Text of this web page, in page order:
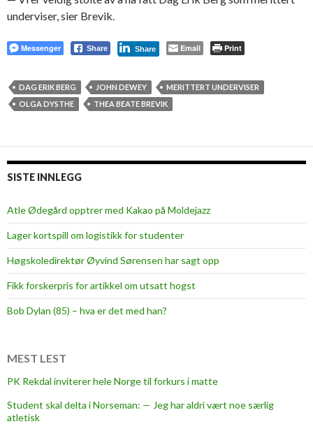
underviser, sier Brevik.
Messenger Share Share Email Print
DAG ERIK BERG JOHN DEWEY
MERITTERT UNDERVISER
OLGA DYSTHE
THEA BEATE BREVIK
SISTE INNLEGG
Atle Ødegård opptrer med Kakao på Moldejazz
Lager kortspill om logistikk for studenter
Høgskoledirektør Øyvind Sørensen har sagt opp
Fikk forskerpris for artikkel om utsatt hogst
Bob Dylan (85) – hva er det med han?
MEST LEST
PK Rekdal inviterer hele Norge til forkurs i matte
Student skal delta i Norseman: — Jeg har aldri vært noe særlig
atletisk